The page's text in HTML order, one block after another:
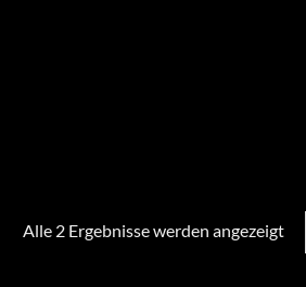
Alle 2 Ergebnisse werden angezeigt